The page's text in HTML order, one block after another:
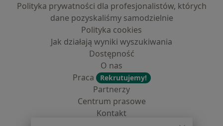
Polityka prywatności dla profesjonalistów, których
dane pozyskaliśmy samodzielnie
Polityka cookies
Jak działają wyniki wyszukiwania
Dostępność
O nas
Praca
Rekrutujemy!
Partnerzy
Centrum prasowe
Kontakt